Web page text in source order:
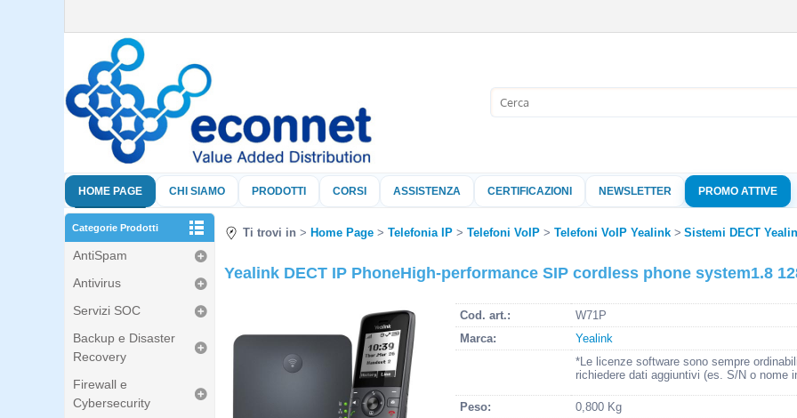
nome utente e
clicca sul
Hai perso
HOME PAGE CHI SIAMO PRODOTTI CORSI ASSISTENZA CERTIFICAZIONI NEWSLETTER PROMO ATTIVE
Categorie Prodotti
AntiSpam
Antivirus
Servizi SOC
Backup e Disaster
Recovery
Firewall e
Cybersecurity
Ti trovi in Home Page Telefonia IP Telefoni VoIP Telefoni VoIP Yealink Sistemi DECT
Yealink DECT IP PhoneHigh-performance SIP cordless phone system1.8
Cod. art.:
W71P
Marca:
Yealink
*Le licenze software sono sempre
richiedere dati aggiuntivi (es. S/N o nome
Peso:
0,800 Kg